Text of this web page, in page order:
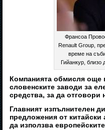
Франсоа
Renault Group,
време на
Гийанкур,
Компанията обмисля още
словенските заводи за
средства, за да отговори
Главният изпълнителен
предложения от
да използва